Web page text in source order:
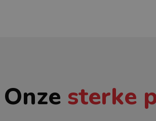
Onze sterke